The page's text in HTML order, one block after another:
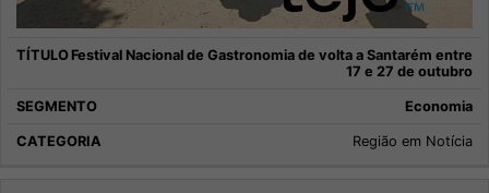
Festival Nacional de Gastronomia de volta a Santarém entre
17 e 27 de outubro
Economia
Região em Notícia